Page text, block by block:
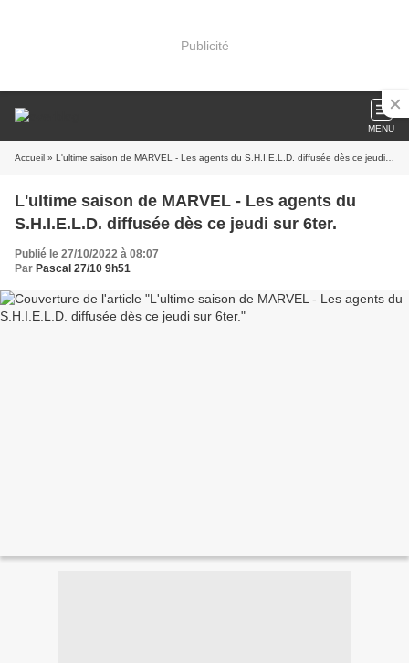
Publicité
MENU
Accueil » L'ultime saison de MARVEL - Les agents du S.H.I.E.L.D. diffusée dès ce jeudi sur 6ter.
L'ultime saison de MARVEL - Les agents du
S.H.I.E.L.D. diffusée dès ce jeudi sur 6ter.
Publié le 27/10/2022 à 08:07
Par Pascal 27/10 9h51